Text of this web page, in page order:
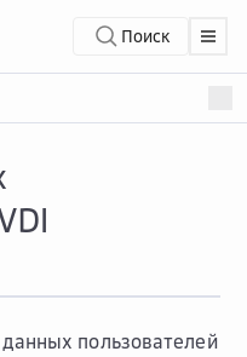
Поиск
пользователей